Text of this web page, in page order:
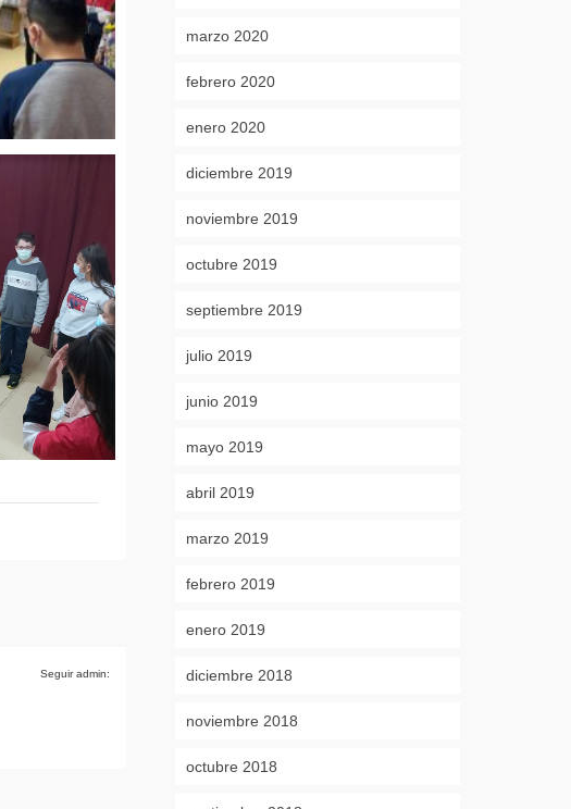
Seguir admin:
marzo 2020
febrero 2020
enero 2020
diciembre 2019
noviembre 2019
octubre 2019
septiembre 2019
julio 2019
junio 2019
mayo 2019
abril 2019
marzo 2019
febrero 2019
enero 2019
diciembre 2018
noviembre 2018
octubre 2018